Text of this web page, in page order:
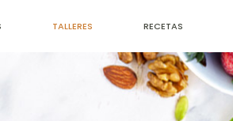
TALLERES RECETAS